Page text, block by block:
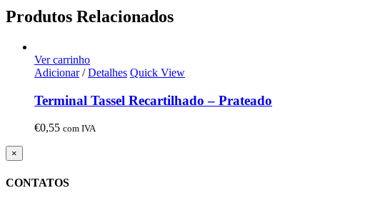
Produtos Relacionados
Ver carrinho
Adicionar/ Detalhes Quick View
Terminal Tassel Recartilhado – Prateado
€0,55 com IVA
Close
product
view
×
CONTATOS